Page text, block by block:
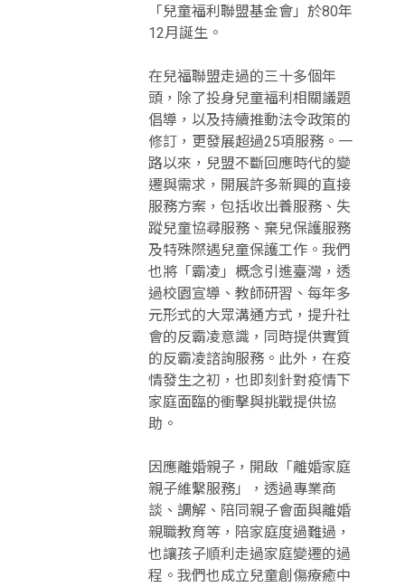
「兒童福利聯盟基金會」於80年
12月誕生。
在兒福聯盟走過的三十多個年
頭，除了投身兒童福利相關議題
倡導，以及持續推動法令政策的
修訂，更發展超過25項服務。一
路以來，兒盟不斷回應時代的變
遷與需求，開展許多新興的直接
服務方案，包括收出養服務、失
蹤兒童協尋服務、棄兒保護服務
及特殊際遇兒童保護工作。我們
也將「霸凌」概念引進臺灣，透
過校園宣導、教師研習、每年多
元形式的大眾溝通方式，提升社
會的反霸凌意識，同時提供實質
的反霸凌諮詢服務。此外，在疫
情發生之初，也即刻針對疫情下
家庭面臨的衝擊與挑戰提供協
助。
因應離婚親子，開啟「離婚家庭
親子維繫服務」，透過專業商
談、調解、陪同親子會面與離婚
親職教育等，陪家庭度過難過，
也讓孩子順利走過家庭變遷的過
程。我們也成立兒童創傷療癒中